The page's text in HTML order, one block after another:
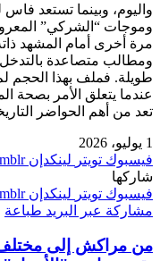
واليوم، وبينما تستعد
وموجات “الشركي”
مرة أخرى أمام المشهد
ومطالب متصاعدة
طويلة. فملف بهذا الحجم
عندما يتعلق الأمر بصحة
تعد من أهم الحواضر
1 يوليو، 2026
فيسبوك تويتر لينكدإن
شاركها
فيسبوك تويتر لينكدإن
مشاركة عبر البريد طباعة
من مراكش إلى